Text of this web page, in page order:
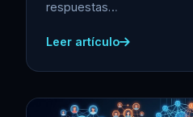
respuestas…
Leer artículo